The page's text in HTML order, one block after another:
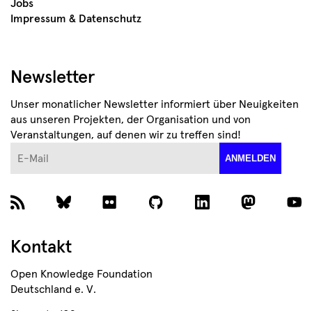
Jobs
Impressum & Datenschutz
Newsletter
Unser monatlicher Newsletter informiert über Neuigkeiten
aus unseren Projekten, der Organisation und von
Veranstaltungen, auf denen wir zu treffen sind!
ANMELDEN
Kontakt
Open Knowledge Foundation
Deutschland e. V.